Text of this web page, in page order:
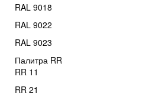
RAL 9018
RAL 9022
RAL 9023
Палитра RR
RR 11
RR 21